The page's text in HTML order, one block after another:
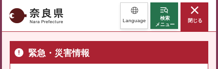
奈良県 Language
検索
メニュー
閉じる
緊急・災害情報